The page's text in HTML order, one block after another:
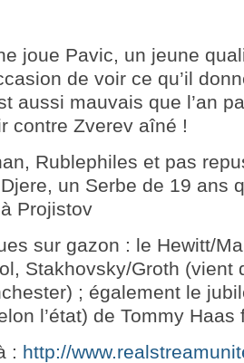
joue Pavic, un jeune
de voir ce qu’il
aussi mauvais que l’an
contre Zverev aîné !
Rublephiles et pas
un Serbe de 19 ans
Projistov
sur gazon : le Hewitt/
Stakhovsky/Groth (vient
; également le
l’état) de Tommy
: http://